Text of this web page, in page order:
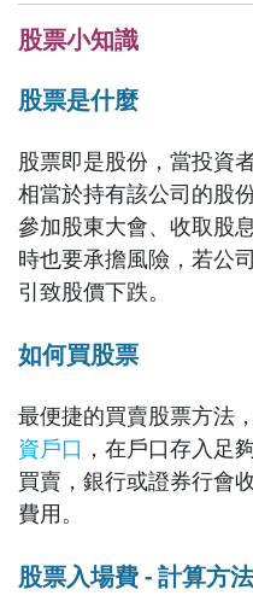
股票小知識
股票是什麼
股票即是股份，當投資
相當於持有該公司的股
參加股東大會、收取股
時也要承擔風險，若公
引致股價下跌。
如何買股票
最便捷的買賣股票方法
資戶口 ，在戶口存入足
買賣，銀行或證券行會
費用。
股票入場費 - 計算方法